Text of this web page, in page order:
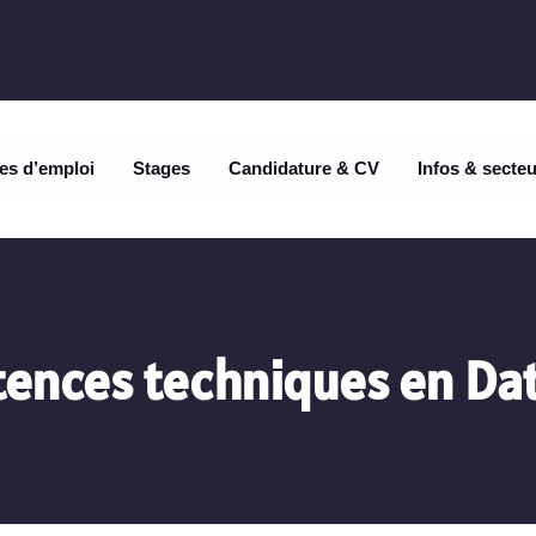
d’emploi Stages Candidature & CV Infos &
techniques en